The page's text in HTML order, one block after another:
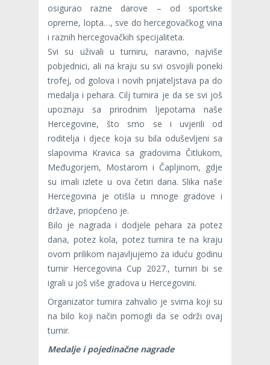
osigurao razne darove – od sportske
opreme, lopta…, sve do hercegovačkog vina
i raznih hercegovačkih specijaliteta.
Svi su uživali u turniru, naravno, najviše
pobjednici, ali na kraju su svi osvojili poneki
trofej, od golova i novih prijateljstava pa do
medalja i pehara. Cilj turnira je da se svi još
upoznaju sa prirodnim ljepotama naše
Hercegovine, što smo se i uvjerili od
roditelja i djece koja su bila oduševljeni sa
slapovima Kravica sa gradovima Čitlukom,
Međugorjem, Mostarom i Čapljinom, gdje
su imali izlete u ova četiri dana. Slika naše
Hercegovina je otišla u mnoge gradove i
države, priopćeno je.
Bilo je nagrada i dodjele pehara za potez
dana, potez kola, potez turnira te na kraju
ovom prilikom najavljujemo za iduću godinu
turnir Hercegovina Cup 2027., turniri bi se
igrali u još više gradova u Hercegovini.
Organizator turnira zahvalio je svima koji su
na bilo koji način pomogli da se održi ovaj
turnir.
Medalje i pojedinačne nagrade